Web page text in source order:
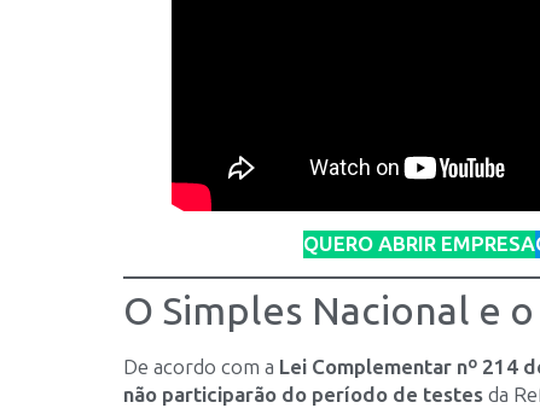
QUERO ABRIR EMPRESA
O Simples Nacional e
De acordo com a Lei Complementar nº 214
não participarão do período de testes da